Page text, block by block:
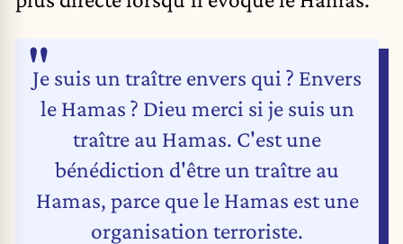
Je suis un traître envers qui ? Envers
le Hamas ? Dieu merci si je suis un
traître au Hamas. C'est une
bénédiction d'être un traître au
Hamas, parce que le Hamas est une
organisation terroriste.